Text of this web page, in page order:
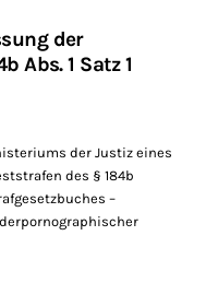
der
Abs. 1 Satz 1
der Justiz eines
des § 184b
–